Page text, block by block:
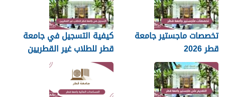
تخصصات ماجستير جامعة
قطر 2026
كيفية التسجيل في جامعة
قطر للطلاب غير القطريين
2026